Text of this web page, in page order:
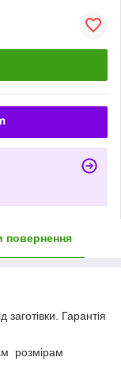
повернення
Гарантія
розмірам